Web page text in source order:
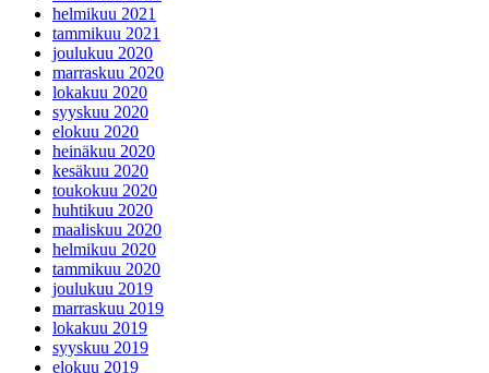
helmikuu 2021
tammikuu 2021
joulukuu 2020
marraskuu 2020
lokakuu 2020
syyskuu 2020
elokuu 2020
heinäkuu 2020
kesäkuu 2020
toukokuu 2020
huhtikuu 2020
maaliskuu 2020
helmikuu 2020
tammikuu 2020
joulukuu 2019
marraskuu 2019
lokakuu 2019
syyskuu 2019
elokuu 2019